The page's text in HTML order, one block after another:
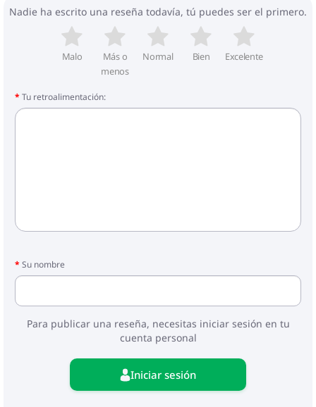
Nadie ha escrito una reseña todavía, tú puedes ser el primero.
Malo
Más o
menos
Normal Bien Excelente
Tu retroalimentación:
Su nombre
Para publicar una reseña, necesitas iniciar sesión en tu
cuenta personal
Iniciar sesión